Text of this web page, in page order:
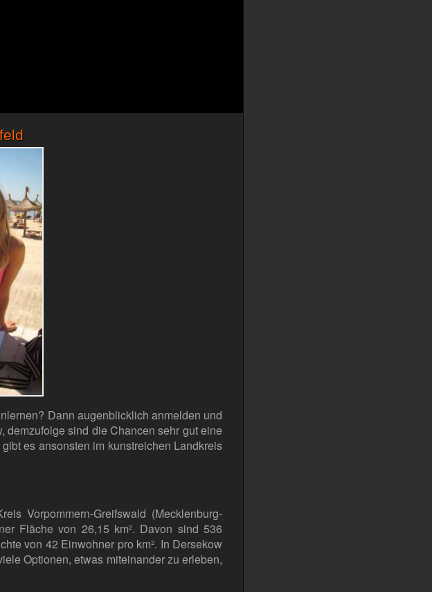
Dann augenblicklich anmelden und
sind die Chancen sehr gut eine
es ansonsten im kunstreichen Landkreis
Vorpommern-Greifswald (Mecklenburg-
Fläche von 26,15 km². Davon sind 536
von 42 Einwohner pro km². In Dersekow
Optionen, etwas miteinander zu erleben,